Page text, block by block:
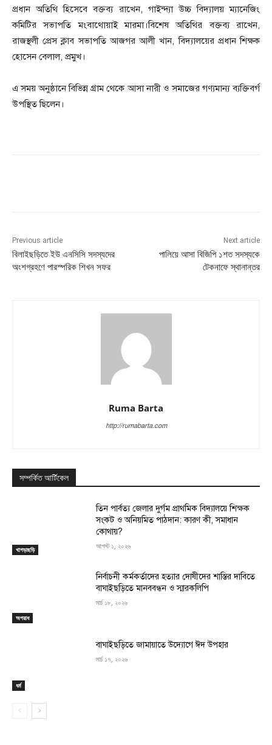
প্রধান অতিথি হিসেবে বক্তব্য রাখেন, গাইন্দ্যা উচ্চ বিদ্যালয় ম্যানেজিং
কমিটির সভাপতি মংবাথোয়াই মারমা।বিশেষ অতিথির বক্তব্য রাখেন,
রাজস্থলী প্রেস ক্লাব সভাপতি আজগর আলী খান, বিদ্যালয়ের প্রধান শিক্ষক
হোসেন বেলাল, প্রমুখ।
এ সময় অনুষ্ঠানে বিভিন্ন গ্রাম থেকে আসা নারী ও সমাজের গণ্যমান্য ব্যক্তিবর্গ
উপস্থিত ছিলেন।
Previous article
বিলাইছড়িতে ইউ এনসিসি সদস্যদের
অংশগ্রহণে পারস্পরিক শিখন সফর
Next article
পালিয়ে আসা বিজিপি ১শত সদস্যকে
টেকনাফে স্থানান্তর
Ruma Barta
http://rumabarta.com
সম্পর্কিত আর্টিকেল
খাগড়াছড়ি
তিন পার্বত্য জেলার দুর্গম প্রাথমিক বিদ্যালয়ে শিক্ষক
সংকট ও অনিয়মিত পাঠদান: কারণ কী, সমাধান
কোথায়?
আগস্ট ১, ২০২৬
অপরাধ
নির্বাচনী কর্মকর্তাদের হত্যার দোষীদের শাস্তির দাবিতে
বাঘাইছড়িতে মানববন্ধন ও স্মারকলিপি
মার্চ ১৮, ২০২৬
ধর্ম
বাঘাইছড়িতে জামায়াতে উদ্যোগে ঈদ উপহার
মার্চ ১৭, ২০২৬